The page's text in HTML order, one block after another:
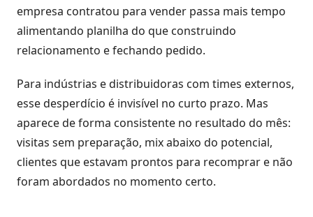
empresa contratou para vender passa mais tempo
alimentando planilha do que construindo
relacionamento e fechando pedido.
Para indústrias e distribuidoras com times externos,
esse desperdício é invisível no curto prazo. Mas
aparece de forma consistente no resultado do mês:
visitas sem preparação, mix abaixo do potencial,
clientes que estavam prontos para recomprar e não
foram abordados no momento certo.